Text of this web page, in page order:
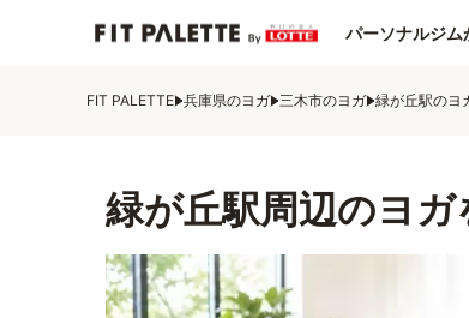
パーソナルジム
FIT PALETTE 兵庫県のヨガ 三木市のヨガ 緑が丘駅のヨ
緑が丘駅周辺のヨ